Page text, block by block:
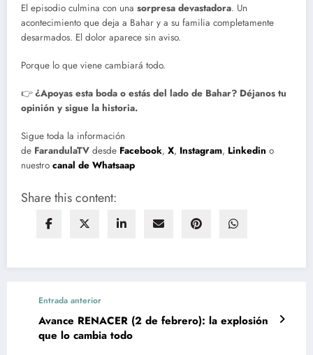
El episodio culmina con una sorpresa devastadora. Un
acontecimiento que deja a Bahar y a su familia completamente
desarmados. El dolor aparece sin aviso.
Porque lo que viene cambiará todo.
👉¿Apoyas esta boda o estás del lado de Bahar? Déjanos tu
opinión y sigue la historia.
Sigue toda la información
de FarandulaTV desde Facebook, X, Instagram, Linkedin o
nuestro canal de Whatsaap
Share this content:
Entrada anterior
Avance RENACER (2 de febrero): la explosión
que lo cambia todo